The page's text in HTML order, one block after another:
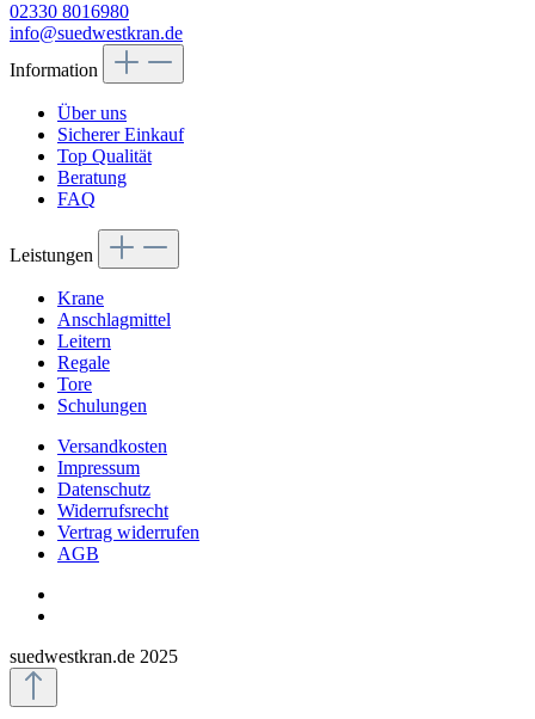
02330 8016980
info@suedwestkran.de
Information
Über uns
Sicherer Einkauf
Top Qualität
Beratung
FAQ
Leistungen
Krane
Anschlagmittel
Leitern
Regale
Tore
Schulungen
Versandkosten
Impressum
Datenschutz
Widerrufsrecht
Vertrag widerrufen
AGB
suedwestkran.de 2025